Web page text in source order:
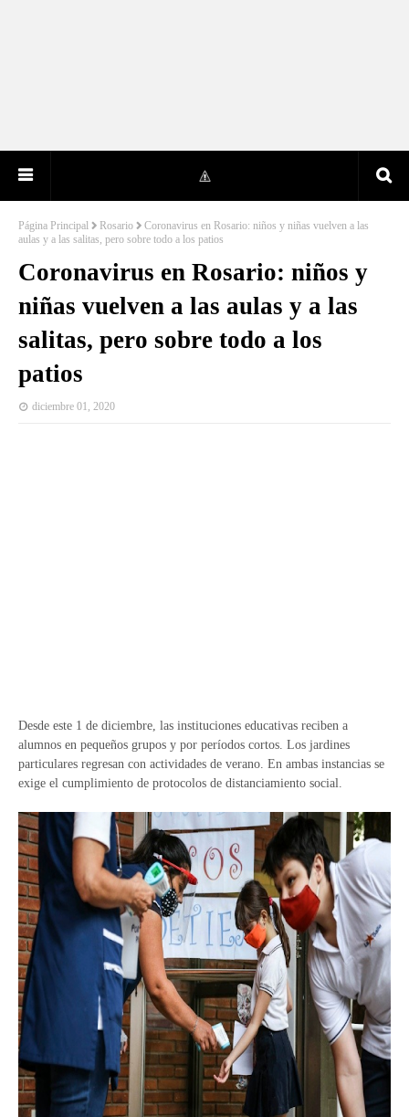
Página Principal Rosario
Coronavirus en Rosario: niños y niñas vuelven a las
aulas y a las salitas, pero sobre todo a los patios
Coronavirus en Rosario: niños y
niñas vuelven a las aulas y a las
salitas, pero sobre todo a los
patios
diciembre 01, 2020
Desde este 1 de diciembre, las instituciones educativas reciben a
alumnos en pequeños grupos y por períodos cortos. Los jardines
particulares regresan con actividades de verano. En ambas instancias se
exige el cumplimiento de protocolos de distanciamiento social.